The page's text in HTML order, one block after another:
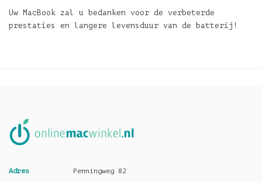
Uw MacBook zal u bedanken voor de verbeterde
prestaties en langere levensduur van de batterij!
Adres
Penningweg 82